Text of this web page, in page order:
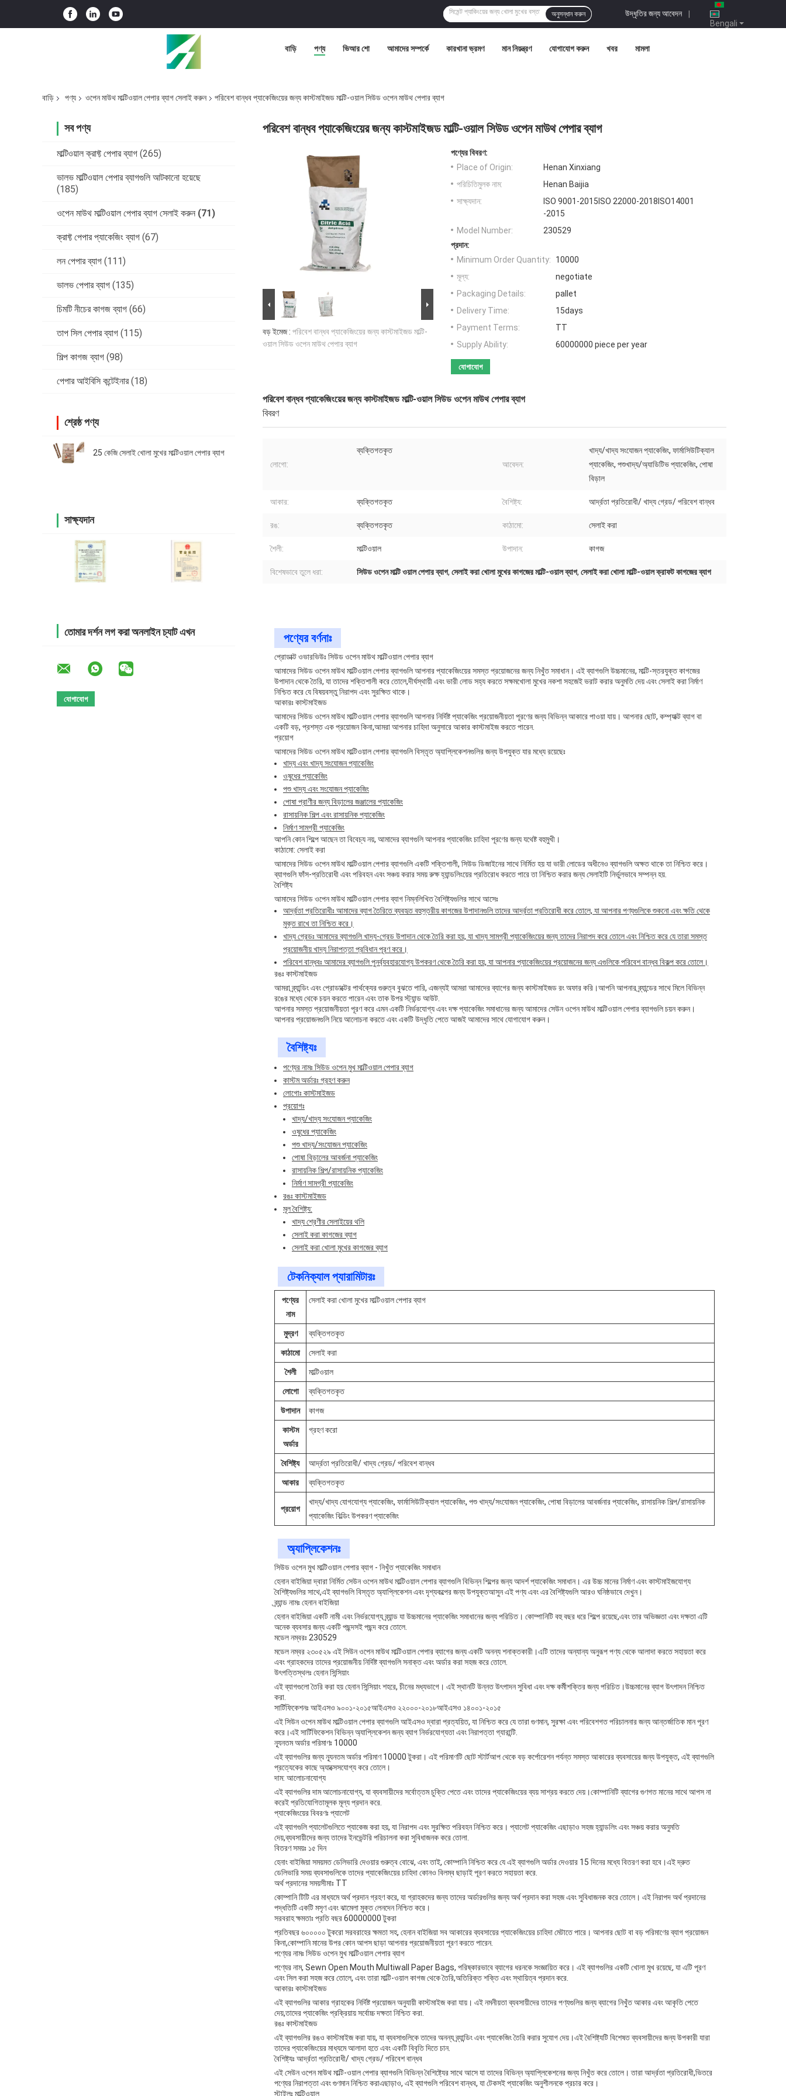
Bengali
উদ্ধৃতির জন্য আবেদন |
অনুসন্ধান করুন
বাড়ি পণ্য ভিআর শো আমাদের সম্পর্কে কারখানা ভ্রমণ মান নিয়ন্ত্রণ যোগাযোগ করুন খবর মামলা
বাড়ি পণ্য ওপেন মাউথ মাল্টিওয়াল পেপার ব্যাগ সেলাই করুন পরিবেশ বান্ধব প্যাকেজিংয়ের জন্য কাস্টমাইজড মাল্টি-ওয়াল সিউড ওপেন মাউথ পেপার ব্যাগ
সব পণ্য
মাল্টিওয়াল ক্রাফ্ট পেপার ব্যাগ (265)
ভালভ মাল্টিওয়াল পেপার ব্যাগগুলি আটকানো হয়েছে
(185)
ওপেন মাউথ মাল্টিওয়াল পেপার ব্যাগ সেলাই করুন (71)
ক্রাফ্ট পেপার প্যাকেজিং ব্যাগ (67)
লন পেপার ব্যাগ (111)
ভালভ পেপার ব্যাগ (135)
চিমটি নীচের কাগজ ব্যাগ (66)
তাপ সিল পেপার ব্যাগ (115)
শিল্প কাগজ ব্যাগ (98)
পেপার আইবিসি কন্টেইনার (18)
শ্রেষ্ঠ পণ্য
25 কেজি সেলাই খোলা মুখের মাল্টিওয়াল পেপার ব্যাগ
সাক্ষ্যদান
তোমার দর্শন লগ করা অনলাইন চ্যাট এখন
পরিবেশ বান্ধব প্যাকেজিংয়ের জন্য কাস্টমাইজড মাল্টি-ওয়াল সিউড ওপেন মাউথ পেপার ব্যাগ
বড় ইমেজ : পরিবেশ বান্ধব প্যাকেজিংয়ের জন্য কাস্টমাইজড মাল্টি-
ওয়াল সিউড ওপেন মাউথ পেপার ব্যাগ
পণ্যের বিবরণ:
Place of Origin:
Henan Xinxiang
পরিচিতিমুলক নাম:
Henan Baijia
সাক্ষ্যদান:
ISO 9001-2015ISO 22000-2018ISO14001
-2015
Model Number:
230529
প্রদান:
Minimum Order Quantity:
10000
মূল্য:
negotiate
Packaging Details:
pallet
Delivery Time:
15days
Payment Terms:
TT
Supply Ability:
60000000 piece per year
যোগাযোগ
পরিবেশ বান্ধব প্যাকেজিংয়ের জন্য কাস্টমাইজড মাল্টি-ওয়াল সিউড ওপেন মাউথ পেপার ব্যাগ
বিবরণ
লোগো:
ব্যক্তিগতকৃত
আবেদন:
খাদ্য/খাদ্য সংযোজন প্যাকেজিং, ফার্মাসিউটিক্যাল
প্যাকেজিং, পশুখাদ্য/অ্যাডিটিভ প্যাকেজিং, পোষা
বিড়াল
আকার: ব্যক্তিগতকৃত বৈশিষ্ট্য: আর্দ্রতা প্রতিরোধী/ খাদ্য গ্রেড/ পরিবেশ বান্ধব
রঙ: ব্যক্তিগতকৃত কাঠামো: সেলাই করা
শৈলী: মাল্টিওয়াল উপাদান: কাগজ
বিশেষভাবে তুলে ধরা: সিউড ওপেন মাল্টি ওয়াল পেপার ব্যাগ, সেলাই করা খোলা মুখের কাগজের মাল্টি-ওয়াল ব্যাগ, সেলাই করা খোলা মাল্টি-ওয়াল ক্রাফট কাগজের ব্যাগ
পণ্যের বর্ণনাঃ
প্রোডাক্ট ওভারভিউঃ সিউড ওপেন মাউথ মাল্টিওয়াল পেপার ব্যাগ
আমাদের সিউড ওপেন মাউথ মাল্টিওয়াল পেপার ব্যাগগুলি আপনার প্যাকেজিংয়ের সমস্ত প্রয়োজনের জন্য নিখুঁত সমাধান। এই ব্যাগগুলি উচ্চমানের, মাল্টি-স্তরযুক্ত কাগজের
উপাদান থেকে তৈরি, যা তাদের শক্তিশালী করে তোলে,দীর্ঘস্থায়ী এবং ভারী লোড সহ্য করতে সক্ষমখোলা মুখের নকশা সহজেই ভরাট করার অনুমতি দেয় এবং সেলাই করা নির্মাণ
নিশ্চিত করে যে বিষয়বস্তু নিরাপদ এবং সুরক্ষিত থাকে।
আকারঃ কাস্টমাইজড
আমাদের সিউড ওপেন মাউথ মাল্টিওয়াল পেপার ব্যাগগুলি আপনার নির্দিষ্ট প্যাকেজিং প্রয়োজনীয়তা পূরণের জন্য বিভিন্ন আকারে পাওয়া যায়। আপনার ছোট, কম্প্যাক্ট ব্যাগ বা
একটি বড়, প্রশস্ত এক প্রয়োজন কিনা,আমরা আপনার চাহিদা অনুসারে আকার কাস্টমাইজ করতে পারেন.
প্রয়োগ
আমাদের সিউড ওপেন মাউথ মাল্টিওয়াল পেপার ব্যাগগুলি বিস্তৃত অ্যাপ্লিকেশনগুলির জন্য উপযুক্ত যার মধ্যে রয়েছেঃ
খাদ্য এবং খাদ্য সংযোজন প্যাকেজিং
ওষুধের প্যাকেজিং
পশু খাদ্য এবং সংযোজন প্যাকেজিং
পোষা প্রাণীর জন্য বিড়ালের জঞ্জালের প্যাকেজিং
রাসায়নিক শিল্প এবং রাসায়নিক প্যাকেজিং
নির্মাণ সামগ্রী প্যাকেজিং
আপনি কোন শিল্পে আছেন তা বিবেচ্য নয়, আমাদের ব্যাগগুলি আপনার প্যাকেজিং চাহিদা পূরণের জন্য যথেষ্ট বহুমুখী।
কাঠামো: সেলাই করা
আমাদের সিউড ওপেন মাউথ মাল্টিওয়াল পেপার ব্যাগগুলি একটি শক্তিশালী, সিউড ডিজাইনের সাথে নির্মিত হয় যা ভারী লোডের অধীনেও ব্যাগগুলি অক্ষত থাকে তা নিশ্চিত করে।
ব্যাগগুলি ফাঁস-প্রতিরোধী এবং পরিবহন এবং সঞ্চয় করার সময় রুক্ষ হ্যান্ডলিংয়ের প্রতিরোধ করতে পারে তা নিশ্চিত করার জন্য সেলাইটি নির্ভুলভাবে সম্পন্ন হয়.
বৈশিষ্ট্য
আমাদের সিউড ওপেন মাউথ মাল্টিওয়াল পেপার ব্যাগ নিম্নলিখিত বৈশিষ্ট্যগুলির সাথে আসেঃ
আর্দ্রতা প্রতিরোধীঃ আমাদের ব্যাগ তৈরিতে ব্যবহৃত বহুস্তরীয় কাগজের উপাদানগুলি তাদের আর্দ্রতা প্রতিরোধী করে তোলে, যা আপনার পণ্যগুলিকে শুকনো এবং ক্ষতি থেকে
মুক্ত রাখে তা নিশ্চিত করে।
খাদ্য গ্রেডঃ আমাদের ব্যাগগুলি খাদ্য-গ্রেড উপাদান থেকে তৈরি করা হয়, যা খাদ্য সামগ্রী প্যাকেজিংয়ের জন্য তাদের নিরাপদ করে তোলে এবং নিশ্চিত করে যে তারা সমস্ত
প্রয়োজনীয় খাদ্য নিরাপত্তা প্রবিধান পূরণ করে।
পরিবেশ বান্ধবঃ আমাদের ব্যাগগুলি পুনর্ব্যবহারযোগ্য উপকরণ থেকে তৈরি করা হয়, যা আপনার প্যাকেজিংয়ের প্রয়োজনের জন্য এগুলিকে পরিবেশ বান্ধব বিকল্প করে তোলে।
রঙঃ কাস্টমাইজড
আমরা ব্র্যান্ডিং এবং প্রোডাক্টের পার্থক্যের গুরুত্ব বুঝতে পারি, এজন্যই আমরা আমাদের ব্যাগের জন্য কাস্টমাইজড রং অফার করি।আপনি আপনার ব্র্যান্ডের সাথে মিলে বিভিন্ন
রঙের মধ্যে থেকে চয়ন করতে পারেন এবং তাক উপর স্ট্যান্ড আউট.
আপনার সমস্ত প্রয়োজনীয়তা পূরণ করে এমন একটি নির্ভরযোগ্য এবং দক্ষ প্যাকেজিং সমাধানের জন্য আমাদের সেউন ওপেন মাউথ মাল্টিওয়াল পেপার ব্যাগগুলি চয়ন করুন।
আপনার প্রয়োজনগুলি নিয়ে আলোচনা করতে এবং একটি উদ্ধৃতি পেতে আজই আমাদের সাথে যোগাযোগ করুন।
বৈশিষ্ট্যঃ
পণ্যের নামঃ সিউড ওপেন মুখ মাল্টিওয়াল পেপার ব্যাগ
কাস্টম অর্ডারঃ গ্রহণ করুন
লোগোঃ কাস্টমাইজড
প্রয়োগঃ
খাদ্য/খাদ্য সংযোজন প্যাকেজিং
ওষুধের প্যাকেজিং
পশু খাদ্য/সংযোজন প্যাকেজিং
পোষা বিড়ালের আবর্জনা প্যাকেজিং
রাসায়নিক শিল্প/রাসায়নিক প্যাকেজিং
নির্মাণ সামগ্রী প্যাকেজিং
রঙঃ কাস্টমাইজড
মূল বৈশিষ্ট্য:
খাদ্য শ্রেণীর সেলাইয়ের থলি
সেলাই করা কাগজের ব্যাগ
সেলাই করা খোলা মুখের কাগজের ব্যাগ
টেকনিক্যাল প্যারামিটারঃ
পণ্যের
নাম
সেলাই করা খোলা মুখের মাল্টিওয়াল পেপার ব্যাগ
মুদ্রণ ব্যক্তিগতকৃত
কাঠামো সেলাই করা
শৈলী মাল্টিওয়াল
লোগো ব্যক্তিগতকৃত
উপাদান কাগজ
কাস্টম
অর্ডার
গ্রহণ করো
বৈশিষ্ট্য আর্দ্রতা প্রতিরোধী/ খাদ্য গ্রেড/ পরিবেশ বান্ধব
আকার ব্যক্তিগতকৃত
প্রয়োগ
খাদ্য/খাদ্য যোগযোগ্য প্যাকেজিং, ফার্মাসিউটিক্যাল প্যাকেজিং, পশু খাদ্য/সংযোজন প্যাকেজিং, পোষা বিড়ালের আবর্জনার প্যাকেজিং, রাসায়নিক শিল্প/রাসায়নিক
প্যাকেজিং বিল্ডিং উপকরণ প্যাকেজিং
অ্যাপ্লিকেশনঃ
সিউড ওপেন মুখ মাল্টিওয়াল পেপার ব্যাগ - নিখুঁত প্যাকেজিং সমাধান
হেনান বাইজিয়া দ্বারা নির্মিত সেউন ওপেন মাউথ মাল্টিওয়াল পেপার ব্যাগগুলি বিভিন্ন শিল্পের জন্য আদর্শ প্যাকেজিং সমাধান। এর উচ্চ মানের নির্মাণ এবং কাস্টমাইজযোগ্য
বৈশিষ্ট্যগুলির সাথে,এই ব্যাগগুলি বিস্তৃত অ্যাপ্লিকেশন এবং দৃশ্যকল্পের জন্য উপযুক্তআসুন এই পণ্য এবং এর বৈশিষ্ট্যগুলি আরও ঘনিষ্ঠভাবে দেখুন।
ব্র্যান্ড নামঃ হেনান বাইজিয়া
হেনান বাইজিয়া একটি নামী এবং নির্ভরযোগ্য ব্র্যান্ড যা উচ্চমানের প্যাকেজিং সমাধানের জন্য পরিচিত। কোম্পানিটি বহু বছর ধরে শিল্পে রয়েছে,এবং তার অভিজ্ঞতা এবং দক্ষতা এটি
অনেক ব্যবসার জন্য একটি পছন্দসই পছন্দ করে তোলে.
মডেল নম্বরঃ 230529
মডেল নম্বর ২৩০৫২৯ এই সিউন ওপেন মাউথ মাল্টিওয়াল পেপার ব্যাগের জন্য একটি অনন্য শনাক্তকারী।এটি তাদের অন্যান্য অনুরূপ পণ্য থেকে আলাদা করতে সহায়তা করে
এবং গ্রাহকদের তাদের প্রয়োজনীয় নির্দিষ্ট ব্যাগগুলি সনাক্ত এবং অর্ডার করা সহজ করে তোলে.
উৎপত্তিস্থলঃ হেনান সিন্সিয়াং
এই ব্যাগগুলো তৈরি করা হয় হেনান সিন্সিয়াং শহরে, চীনের মধ্যভাগে। এই স্থানটি উন্নত উৎপাদন সুবিধা এবং দক্ষ কর্মীশক্তির জন্য পরিচিত।উচ্চমানের ব্যাগ উৎপাদন নিশ্চিত
করা.
সার্টিফিকেশনঃ আইএসও ৯০০১-২০১৫আইএসও ২২০০০-২০১৮আইএসও ১৪০০১-২০১৫
এই সিউন ওপেন মাউথ মাল্টিওয়াল পেপার ব্যাগগুলি আইএসও দ্বারা প্রত্যয়িত, যা নিশ্চিত করে যে তারা গুণমান, সুরক্ষা এবং পরিবেশগত পরিচালনার জন্য আন্তর্জাতিক মান পূরণ
করে।এই সার্টিফিকেশন বিভিন্ন অ্যাপ্লিকেশন জন্য ব্যাগ নির্ভরযোগ্যতা এবং নিরাপত্তা গ্যারান্টি.
ন্যূনতম অর্ডার পরিমাণঃ 10000
এই ব্যাগগুলির জন্য ন্যূনতম অর্ডার পরিমাণ 10000 টুকরা। এই পরিমাণটি ছোট স্টার্টআপ থেকে বড় কর্পোরেশন পর্যন্ত সমস্ত আকারের ব্যবসায়ের জন্য উপযুক্ত, এই ব্যাগগুলি
প্রত্যেকের কাছে অ্যাক্সেসযোগ্য করে তোলে।
দাম: আলোচনাযোগ্য
এই ব্যাগগুলির দাম আলোচনাযোগ্য, যা ব্যবসায়ীদের সর্বোত্তম চুক্তি পেতে এবং তাদের প্যাকেজিংয়ের ব্যয় সাশ্রয় করতে দেয়।কোম্পানিটি ব্যাগের গুণগত মানের সাথে আপস না
করেই প্রতিযোগিতামূলক মূল্য প্রদান করে.
প্যাকেজিংয়ের বিবরণঃ প্যালেট
এই ব্যাগগুলি প্যালেটগুলিতে প্যাকেজ করা হয়, যা নিরাপদ এবং সুরক্ষিত পরিবহন নিশ্চিত করে। প্যালেট প্যাকেজিং এছাড়াও সহজ হ্যান্ডলিং এবং সঞ্চয় করার অনুমতি
দেয়,ব্যবসায়ীদের জন্য তাদের ইনভেন্টরি পরিচালনা করা সুবিধাজনক করে তোলা.
বিতরণ সময়ঃ ১৫ দিন
হেনাং বাইজিয়া সময়মত ডেলিভারি দেওয়ার গুরুত্ব বোঝে, এবং তাই, কোম্পানি নিশ্চিত করে যে এই ব্যাগগুলি অর্ডার দেওয়ার 15 দিনের মধ্যে বিতরণ করা হবে।এই দ্রুত
ডেলিভারি সময় ব্যবসাগুলিকে তাদের প্যাকেজিংয়ের চাহিদা কোনও বিলম্ব ছাড়াই পূরণ করতে সহায়তা করে.
অর্থ প্রদানের সময়সীমাঃ TT
কোম্পানি টিটি এর মাধ্যমে অর্থ প্রদান গ্রহণ করে, যা গ্রাহকদের জন্য তাদের অর্ডারগুলির জন্য অর্থ প্রদান করা সহজ এবং সুবিধাজনক করে তোলে। এই নিরাপদ অর্থ প্রদানের
পদ্ধতিটি একটি মসৃণ এবং ঝামেলা মুক্ত লেনদেন নিশ্চিত করে।
সরবরাহ ক্ষমতাঃ প্রতি বছর 60000000 টুকরা
প্রতিবছর ৬০০০০০ টুকরো সরবরাহের ক্ষমতা সহ, হেনান বাইজিয়া সব আকারের ব্যবসায়ের প্যাকেজিংয়ের চাহিদা মেটাতে পারে। আপনার ছোট বা বড় পরিমাণের ব্যাগ প্রয়োজন
কিনা,কোম্পানি মানের উপর কোন আপস ছাড়া আপনার প্রয়োজনীয়তা পূরণ করতে পারেন.
পণ্যের নামঃ সিউড ওপেন মুখ মাল্টিওয়াল পেপার ব্যাগ
পণ্যের নাম, Sewn Open Mouth Multiwall Paper Bags, পরিষ্কারভাবে ব্যাগের ধরনকে সংজ্ঞায়িত করে। এই ব্যাগগুলির একটি খোলা মুখ রয়েছে, যা এটি পূরণ
এবং সিল করা সহজ করে তোলে, এবং তারা মাল্টি-ওয়াল কাগজ থেকে তৈরি,অতিরিক্ত শক্তি এবং স্থায়িত্ব প্রদান করে.
আকারঃ কাস্টমাইজড
এই ব্যাগগুলির আকার গ্রাহকের নির্দিষ্ট প্রয়োজন অনুযায়ী কাস্টমাইজ করা যায়। এই নমনীয়তা ব্যবসায়ীদের তাদের পণ্যগুলির জন্য ব্যাগের নিখুঁত আকার এবং আকৃতি পেতে
দেয়,তাদের প্যাকেজিং প্রক্রিয়ায় সর্বোচ্চ দক্ষতা নিশ্চিত করা.
রঙঃ কাস্টমাইজড
এই ব্যাগগুলির রঙও কাস্টমাইজ করা যায়, যা ব্যবসাগুলিকে তাদের অনন্য ব্র্যান্ডিং এবং প্যাকেজিং তৈরি করার সুযোগ দেয়।এই বৈশিষ্ট্যটি বিশেষত ব্যবসায়ীদের জন্য উপকারী যারা
তাদের প্যাকেজিংয়ের মাধ্যমে আলাদা হতে এবং একটি বিবৃতি দিতে চান.
বৈশিষ্ট্যঃ আর্দ্রতা প্রতিরোধী/ খাদ্য গ্রেড/ পরিবেশ বান্ধব
এই সেউন ওপেন মাউথ মাল্টি-ওয়াল পেপার ব্যাগগুলি বিভিন্ন বৈশিষ্ট্যের সাথে আসে যা তাদের বিভিন্ন অ্যাপ্লিকেশনের জন্য নিখুঁত করে তোলে। তারা আর্দ্রতা প্রতিরোধী,ভিতরে
পণ্যের নিরাপত্তা এবং গুণমান নিশ্চিত করাএছাড়াও, এই ব্যাগগুলি পরিবেশ বান্ধব, যা টেকসই প্যাকেজিং অনুশীলনকে প্রচার করে।
স্টাইলঃ মাল্টিওয়াল